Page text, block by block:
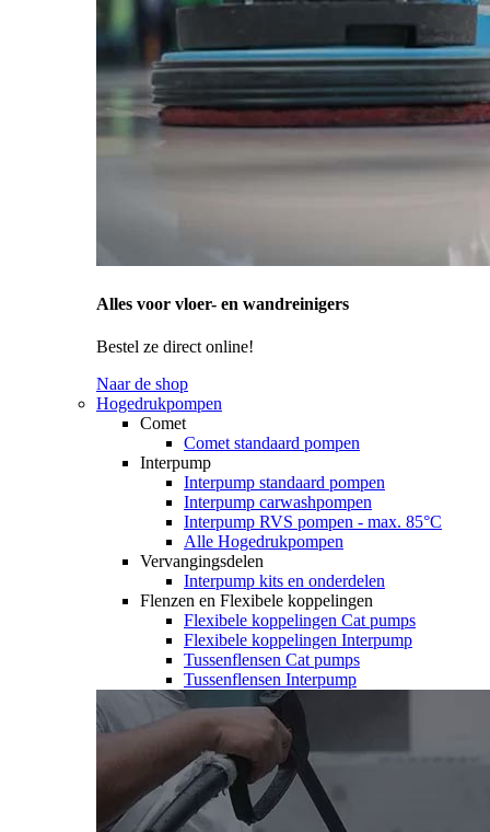
Alles voor vloer- en wandreinigers
Bestel ze direct online!
Naar de shop
Hogedrukpompen
Comet
Comet standaard pompen
Interpump
Interpump standaard pompen
Interpump carwashpompen
Interpump RVS pompen - max. 85°C
Alle Hogedrukpompen
Vervangingsdelen
Interpump kits en onderdelen
Flenzen en Flexibele koppelingen
Flexibele koppelingen Cat pumps
Flexibele koppelingen Interpump
Tussenflensen Cat pumps
Tussenflensen Interpump